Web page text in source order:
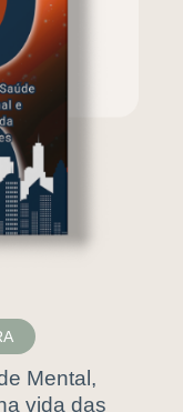
Mental,
vida das